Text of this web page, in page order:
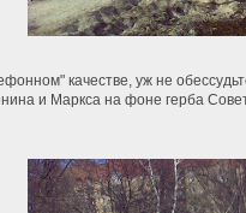
качестве, уж не
и Маркса на фоне герба